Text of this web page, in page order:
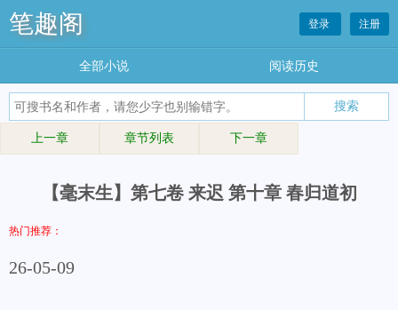
笔趣阁 登录 注册
全部小说 阅读历史
上一章 章节列表 下一章
【毫末生】第七卷 来迟 第十章 春归道初
热门推荐：
26-05-09